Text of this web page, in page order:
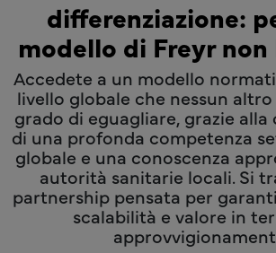
differenziazione:
modello di Freyr non
Accedete a un modello
livello globale che nessun
grado di eguagliare, grazie alla
di una profonda competenza
globale e una conoscenza
autorità sanitarie locali. Si
partnership pensata per
scalabilità e valore in